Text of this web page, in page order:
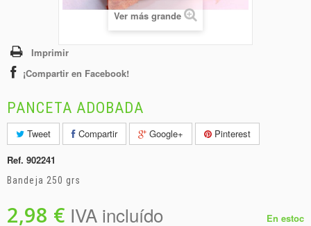
DROGUERÍA
Ver más grande
Imprimir
¡Compartir en Facebook!
PANCETA ADOBADA
Tweet Compartir Google+
Pinterest
Ref. 902241
Bandeja 250 grs
2,98 € IVA incluído En estoc